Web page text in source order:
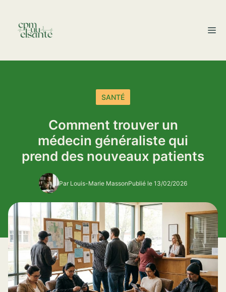
contenu
SANTÉ
Comment trouver un
médecin généraliste qui
prend des nouveaux patients
Par Louis-Marie MassonPublié le 13/02/2026